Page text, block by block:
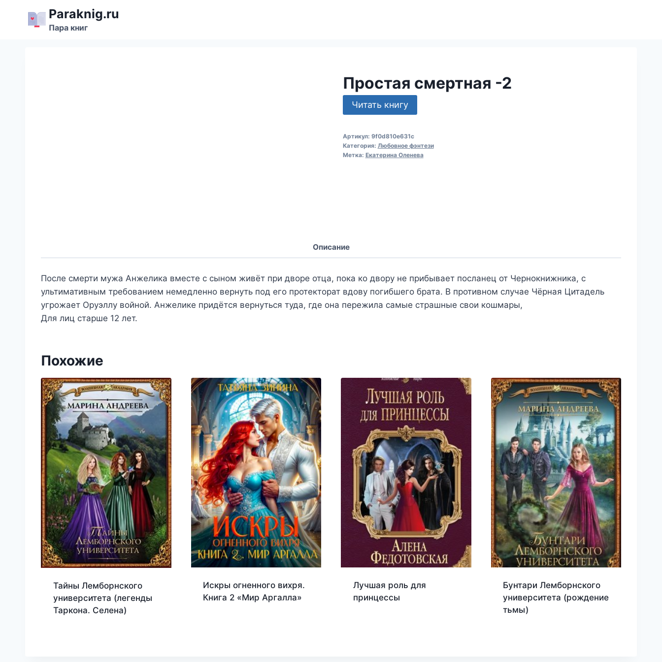
содержимому
Paraknig.ru
Пара книг
Простая смертная -2
Читать книгу
Артикул: 9f0d810e631c
Категория: Любовное фэнтези
Метка: Екатерина Оленева
Описание
После смерти мужа Анжелика вместе с сыном живёт при дворе отца, пока ко двору не прибывает посланец от Чернокнижника, с
ультимативным требованием немедленно вернуть под его протекторат вдову погибшего брата. В противном случае Чёрная Цитадель
угрожает Оруэллу войной. Анжелике придётся вернуться туда, где она пережила самые страшные свои кошмары,
Для лиц старше 12 лет.
Похожие
Тайны Лемборнского
университета (легенды
Таркона. Селена)
Искры огненного вихря.
Книга 2 «Мир Аргалла»
Лучшая роль для
принцессы
Бунтари Лемборнского
университета (рождение
тьмы)